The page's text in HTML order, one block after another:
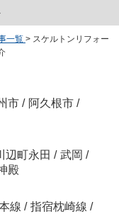
一覧 > スケルトンリフォー
市 / 阿久根市 /
辺町永田 / 武岡 /
殿
線 / 指宿枕崎線 /